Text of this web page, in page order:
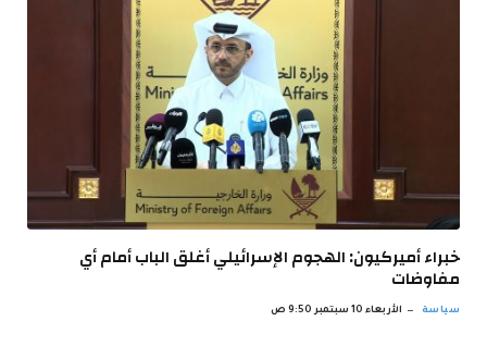
خبراء أميركيون: الهجوم الإسرائيلي أغلق الباب أمام أي
مفاوضات
سياسة الأربعاء 10 سبتمبر 9:50 ص